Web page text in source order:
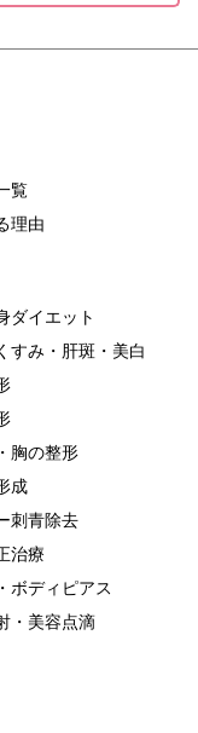
覧
理由
ダイエット
すみ・肝斑・美白
胸の整形
成
刺青除去
治療
ボディピアス
・美容点滴